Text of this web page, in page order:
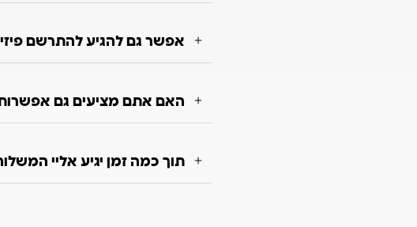
אפשר גם להגיע להתרשם
האם אתם מציעים גם
תוך כמה זמן יגיע אליי